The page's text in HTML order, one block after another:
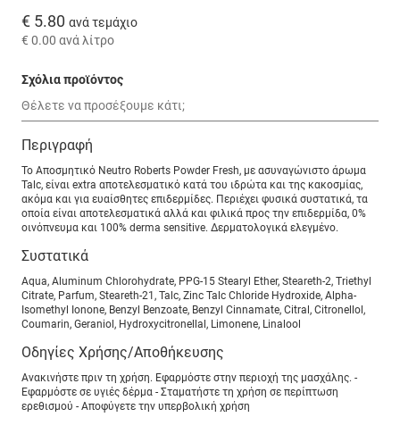
€ 5.80 ανά τεμάχιο
€ 0.00 ανά λίτρο
Σχόλια προϊόντος
Περιγραφή
Το Αποσμητικό Neutro Roberts Powder Fresh, με ασυναγώνιστο άρωμα
Talc, είναι extra αποτελεσματικό κατά του ιδρώτα και της κακοσμίας,
ακόμα και για ευαίσθητες επιδερμίδες. Περιέχει φυσικά συστατικά, τα
οποία είναι αποτελεσματικά αλλά και φιλικά προς την επιδερμίδα, 0%
οινόπνευμα και 100% derma sensitive. Δερματολογικά ελεγμένο.
Συστατικά
Aqua, Aluminum Chlorohydrate, PPG-15 Stearyl Ether, Steareth-2, Triethyl
Citrate, Parfum, Steareth-21, Talc, Zinc Talc Chloride Hydroxide, Alpha-
Isomethyl Ionone, Benzyl Benzoate, Benzyl Cinnamate, Citral, Citronellol,
Coumarin, Geraniol, Hydroxycitronellal, Limonene, Linalool
Οδηγίες Χρήσης/Αποθήκευσης
Ανακινήστε πριν τη χρήση. Εφαρμόστε στην περιοχή της μασχάλης. -
Εφαρμόστε σε υγιές δέρμα - Σταματήστε τη χρήση σε περίπτωση
ερεθισμού - Αποφύγετε την υπερβολική χρήση